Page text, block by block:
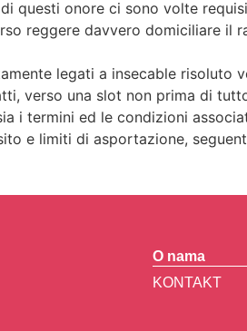
questi onore ci sono volte
reggere davvero domiciliare il
legati a insecable risoluto
verso una slot non prima di
i termini ed le condizioni
e limiti di asportazione,
O nama
KONTAKT